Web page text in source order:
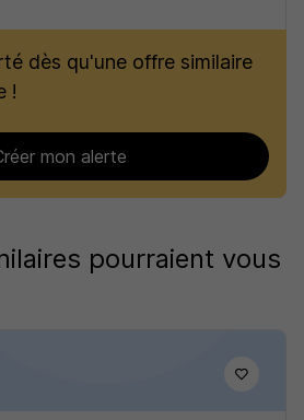
dès qu'une offre similaire
!
mon alerte
pourraient vous